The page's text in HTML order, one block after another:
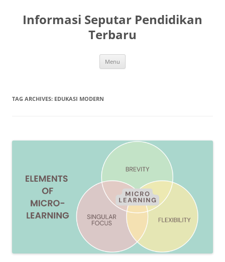
content
Informasi Seputar Pendidikan
Terbaru
Menu
TAG ARCHIVES: EDUKASI MODERN